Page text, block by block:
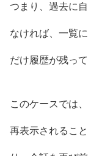
つまり、過去に
なければ、一覧
だけ履歴が残っ
このケースでは
再表示されるこ